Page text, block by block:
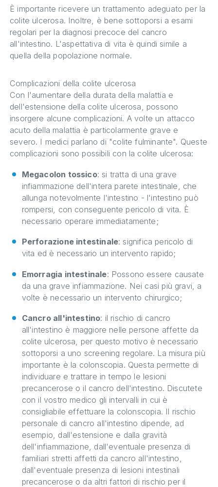
È importante ricevere un trattamento adeguato per la
colite ulcerosa. Inoltre, è bene sottoporsi a esami
regolari per la diagnosi precoce del cancro
all'intestino. L'aspettativa di vita è quindi simile a
quella della popolazione normale.
Complicazioni della colite ulcerosa
Con l'aumentare della durata della malattia e
dell'estensione della colite ulcerosa, possono
insorgere alcune complicazioni. A volte un attacco
acuto della malattia è particolarmente grave e
severo. I medici parlano di "colite fulminante". Queste
complicazioni sono possibili con la colite ulcerosa:
Megacolon tossico: si tratta di una grave
infiammazione dell'intera parete intestinale, che
allunga notevolmente l'intestino - l'intestino può
rompersi, con conseguente pericolo di vita. È
necessario operare immediatamente;
Perforazione intestinale: significa pericolo di
vita ed è necessario un intervento rapido;
Emorragia intestinale: Possono essere causate
da una grave infiammazione. Nei casi più gravi, a
volte è necessario un intervento chirurgico;
Cancro all'intestino: il rischio di cancro
all'intestino è maggiore nelle persone affette da
colite ulcerosa, per questo motivo è necessario
sottoporsi a uno screening regolare. La misura più
importante è la colonscopia. Questa permette di
individuare e trattare in tempo le lesioni
precancerose o il cancro dell'intestino. Discutete
con il vostro medico gli intervalli in cui è
consigliabile effettuare la colonscopia. Il rischio
personale di cancro all'intestino dipende, ad
esempio, dall'estensione e dalla gravità
dell'infiammazione, dall'eventuale presenza di
familiari stretti affetti da cancro all'intestino,
dall'eventuale presenza di lesioni intestinali
precancerose o da altri fattori di rischio per il